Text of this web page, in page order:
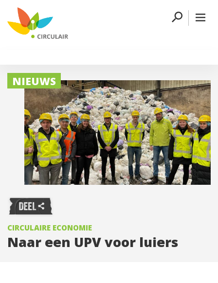
NIEUWS
CIRCULAIRE ECONOMIE
Naar een UPV voor luiers